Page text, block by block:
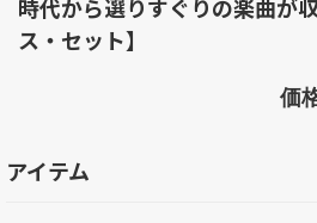
アイテム
時代から選りすぐりの楽曲が
ス・セット】